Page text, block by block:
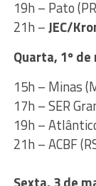
19h – Pato
21h –JEC/
Quarta, 1º de
15h – Minas
17h – SER
19h –
21h – ACBF